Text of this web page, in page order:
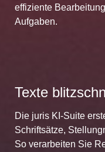
effiziente
Aufgaben.
Texte
Die juris KI-Suite
Schriftsätze,
So verarbeiten Sie